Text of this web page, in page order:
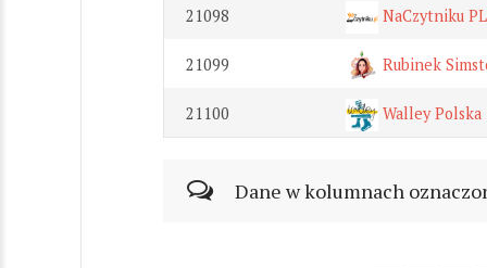
21098 NaCzytniku PL
21099 Rubinek
21100 Walley Polska
Dane w kolumnach